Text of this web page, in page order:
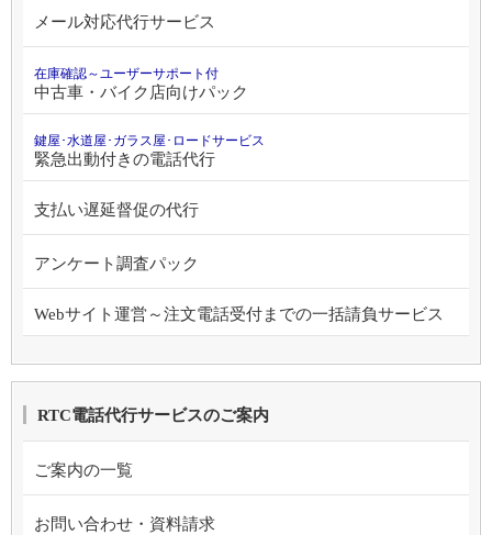
メール対応代行サービス
在庫確認～ユーザーサポート付
中古車・バイク店向けパック
鍵屋･水道屋･ガラス屋･ロードサービス
緊急出動付きの電話代行
支払い遅延督促の代行
アンケート調査パック
Webサイト運営～注文電話受付までの一括請負サービス
RTC電話代行サービスのご案内
ご案内の一覧
お問い合わせ・資料請求